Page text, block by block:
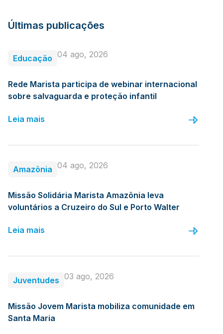
Últimas publicações
Educação 04 ago, 2026
Rede Marista participa de webinar internacional
sobre salvaguarda e proteção infantil
Leia mais
Amazônia 04 ago, 2026
Missão Solidária Marista Amazônia leva
voluntários a Cruzeiro do Sul e Porto Walter
Leia mais
Juventudes 03 ago, 2026
Missão Jovem Marista mobiliza comunidade em
Santa Maria